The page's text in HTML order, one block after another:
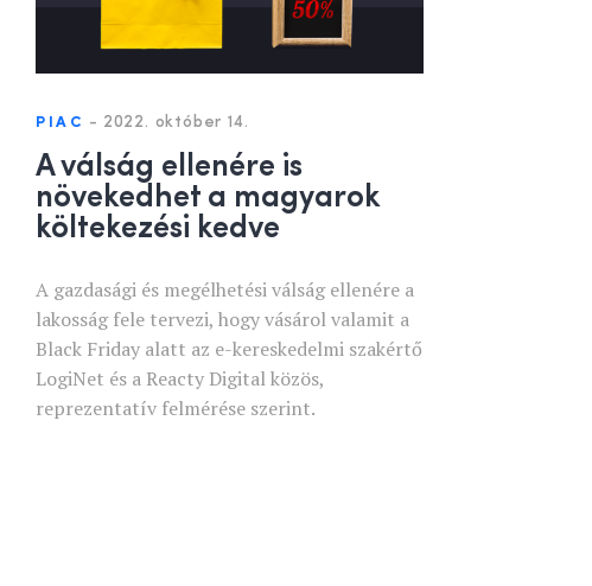
PIAC - 2022. október 14.
A válság ellenére is
növekedhet a magyarok
költekezési kedve
A gazdasági és megélhetési válság ellenére a
lakosság fele tervezi, hogy vásárol valamit a
Black Friday alatt az e-kereskedelmi szakértő
LogiNet és a Reacty Digital közös,
reprezentatív felmérése szerint.